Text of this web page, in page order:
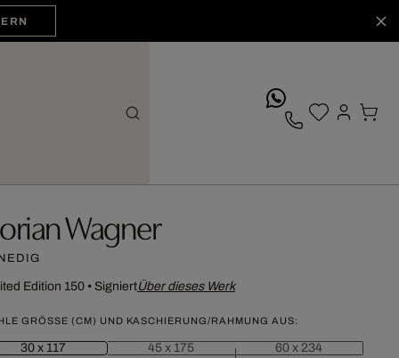
Wagner
Edition 150• SigniertÜber dieses Werk
GRÖSSE (CM) UND KASCHIERUNG/RAHMUNG AUS:
30 x 117 45 x 175 60 x 234